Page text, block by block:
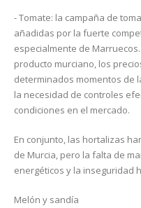
- Tomate: la campaña de
añadidas por la fuerte
especialmente de
producto murciano, los
determinados momentos de
la necesidad de controles
condiciones en el mercado.
En conjunto, las hortalizas
de Murcia, pero la falta de
energéticos y la inseguridad
Melón y sandía